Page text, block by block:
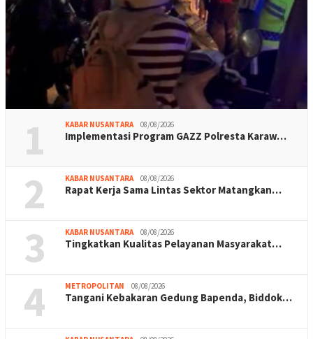
1 KABAR NUSANTARA 08/08/2026
Implementasi Program GAZZ Polresta Karaw…
2 KABAR NUSANTARA 08/08/2026
Rapat Kerja Sama Lintas Sektor Matangkan…
3 KABAR NUSANTARA 08/08/2026
Tingkatkan Kualitas Pelayanan Masyarakat…
4 METROPOLITAN 08/08/2026
Tangani Kebakaran Gedung Bapenda, Biddok…